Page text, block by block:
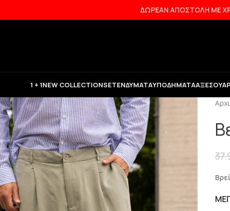
ΔΩΡΕΑΝ ΑΠΟΣΤΟΛΗ ΜΕ
1 + 1NEW COLLECTIONSETΕΝΔΎΜΑΤΑΥΠΟΔΉΜΑΤΑΑΞΕΣΟΥΆΡ